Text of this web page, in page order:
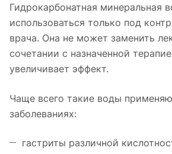
Гидрокарбонатная минеральная
использоваться только под
врача. Она не может заменить
сочетании с назначенной
увеличивает эффект.
Чаще всего такие воды
заболеваниях:
гастриты различной